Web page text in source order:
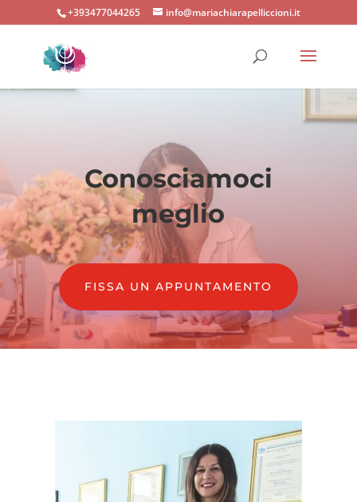
+393477044265 info@mariachiarapelliccioni.it
Conosciamoci
meglio
FISSA UN APPUNTAMENTO